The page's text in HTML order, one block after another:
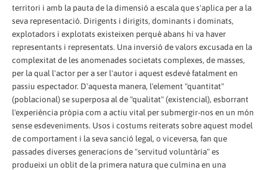
territori i amb la pauta de la dimensió a escala que s'aplica per a la
seva representació. Dirigents i dirigits, dominants i dominats,
explotadors i explotats existeixen perquè abans hi va haver
representants i representats. Una inversió de valors excusada en la
complexitat de les anomenades societats complexes, de masses,
per la qual l'actor per a ser l'autor i aquest esdevé fatalment en
passiu espectador. D'aquesta manera, l'element "quantitat"
(poblacional) se superposa al de "qualitat" (existencial), esborrant
l'experiència pròpia com a actiu vital per submergir-nos en un món
sense esdeveniments. Usos i costums reiterats sobre aquest model
de comportament i la seva sanció legal, o viceversa, fan que
passades diverses generacions de "servitud voluntària" es
produeixi un oblit de la primera natura que culmina en una